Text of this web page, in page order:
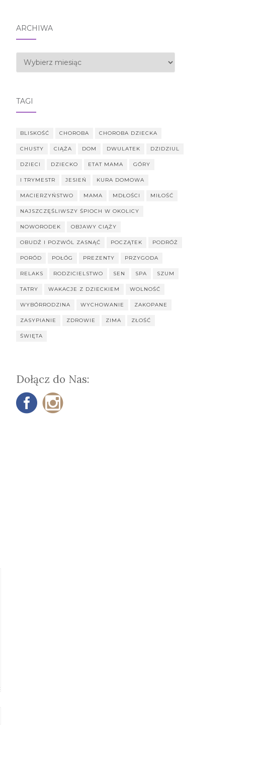
ARCHIWA
Archiwa
TAGI
BLISKOŚĆ CHOROBA CHOROBA DZIECKA
CHUSTY CIĄŻA DOM DWULATEK DZIDZIUL
DZIECI DZIECKO ETAT MAMA GÓRY
I TRYMESTR JESIEŃ KURA DOMOWA
MACIERZYŃSTWO MAMA MDŁOŚCI MIŁOŚĆ
NAJSZCZĘŚLIWSZY ŚPIOCH W OKOLICY
NOWORODEK OBJAWY CIĄŻY
OBUDŹ I POZWÓL ZASNĄĆ POCZĄTEK PODRÓŻ
PORÓD POŁÓG PREZENTY PRZYGODA
RELAKS RODZICIELSTWO SEN SPA SZUM
TATRY WAKACJE Z DZIECKIEM WOLNOŚĆ
WYBÓRRODZINA WYCHOWANIE ZAKOPANE
ZASYPIANIE ZDROWIE ZIMA ZŁOŚĆ
ŚWIĘTA
Dołącz do Nas: